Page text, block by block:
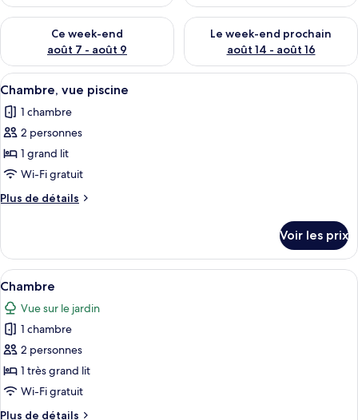
Ce week-end
août 7 - août 9
Vérifier la disponibilité pour ce week-end août 7 - août 9
Le week-end prochain
août 14 - août 16
Vérifier la disponibilité pour
Afficher
toutes
les
photos
pour
ce
type
de
Chambre,
vue
piscine
Une chambre d’hôtel avec une tête
5
Chambre, vue piscine
1 chambre
2 personnes
1 grand lit
Wi-Fi gratuit
Plus de détails
Plus
le
type
de
chambre
Chambre,
vue
piscine
Voir les prix
Afficher
toutes
les
photos
pour
ce
type
Une chambre avec un grand lit, une
10
Chambre
Vue sur le jardin
1 chambre
2 personnes
1 très grand lit
Wi-Fi gratuit
Plus de détails
Plus